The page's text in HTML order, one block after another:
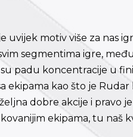
uvijek motiv više za nas
segmentima igre,
padu koncentracije u
ekipama kao što je
dobre akcije i pravo
ekipama, tu naš